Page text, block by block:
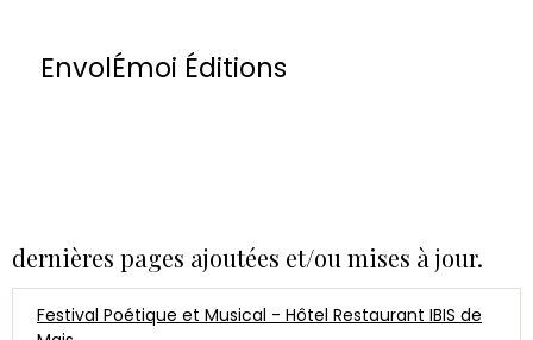
EnvolÉmoi Éditions
dernières pages ajoutées et/ou mises à jour.
Festival Poétique et Musical - Hôtel Restaurant IBIS de